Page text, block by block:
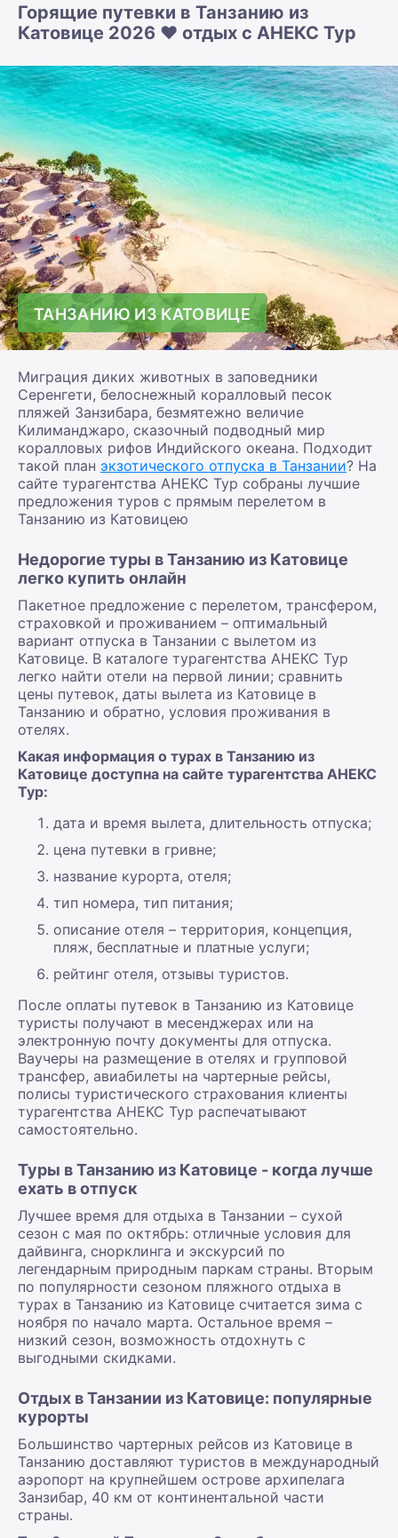
Горящие путевки в Танзанию из
Катовице 2026 ❤️ отдых с АНЕКС Тур
ТАНЗАНИЮ ИЗ КАТОВИЦЕ
Миграция диких животных в заповедники
Серенгети, белоснежный коралловый песок
пляжей Занзибара, безмятежно величие
Килиманджаро, сказочный подводный мир
коралловых рифов Индийского океана. Подходит
такой план экзотического отпуска в Танзании? На
сайте турагентства АНЕКС Тур собраны лучшие
предложения туров с прямым перелетом в
Танзанию из Катовицею
Недорогие туры в Танзанию из Катовице
легко купить онлайн
Пакетное предложение с перелетом, трансфером,
страховкой и проживанием – оптимальный
вариант отпуска в Танзании с вылетом из
Катовице. В каталоге турагентства АНЕКС Тур
легко найти отели на первой линии; сравнить
цены путевок, даты вылета из Катовице в
Танзанию и обратно, условия проживания в
отелях.
Какая информация о турах в Танзанию из
Катовице доступна на сайте турагентства АНЕКС
Тур:
дата и время вылета, длительность отпуска;
цена путевки в гривне;
название курорта, отеля;
тип номера, тип питания;
описание отеля – территория, концепция,
пляж, бесплатные и платные услуги;
рейтинг отеля, отзывы туристов.
После оплаты путевок в Танзанию из Катовице
туристы получают в месенджерах или на
электронную почту документы для отпуска.
Ваучеры на размещение в отелях и групповой
трансфер, авиабилеты на чартерные рейсы,
полисы туристического страхования клиенты
турагентства АНЕКС Тур распечатывают
самостоятельно.
Туры в Танзанию из Катовице - когда лучше
ехать в отпуск
Лучшее время для отдыха в Танзании – сухой
сезон с мая по октябрь: отличные условия для
дайвинга, снорклинга и экскурсий по
легендарным природным паркам страны. Вторым
по популярности сезоном пляжного отдыха в
турах в Танзанию из Катовице считается зима с
ноября по начало марта. Остальное время –
низкий сезон, возможность отдохнуть с
выгодными скидками.
Отдых в Танзании из Катовице: популярные
курорты
Большинство чартерных рейсов из Катовице в
Танзанию доставляют туристов в международный
аэропорт на крупнейшем острове архипелага
Занзибар, 40 км от континентальной части
страны.